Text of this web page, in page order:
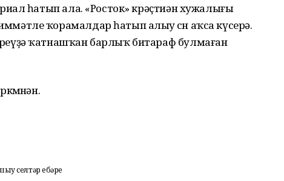
һатып ала. «Росток» крәҫтиән хужалығы
ҡорамалдар һатып алыу өсөн аҡса күсерә.
ҡатнашҡан барлыҡ битараф булмаған
селтәр ебәрҙе